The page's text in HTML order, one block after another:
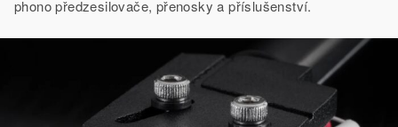
phono předzesilovače, přenosky a příslušenství.